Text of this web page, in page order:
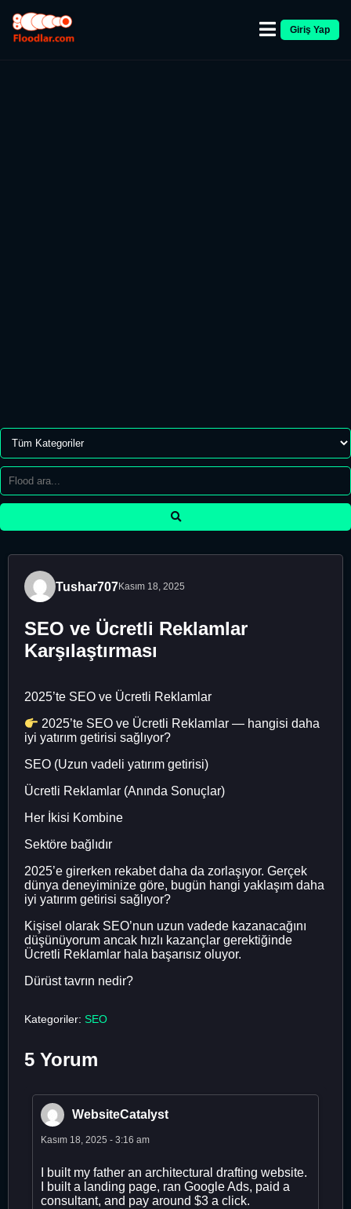
Giriş Yap
Tushar707Kasım 18, 2025
SEO ve Ücretli Reklamlar
Karşılaştırması
2025’te SEO ve Ücretli Reklamlar
2025’te SEO ve Ücretli Reklamlar — hangisi daha
iyi yatırım getirisi sağlıyor?
SEO (Uzun vadeli yatırım getirisi)
Ücretli Reklamlar (Anında Sonuçlar)
Her İkisi Kombine
Sektöre bağlıdır
2025’e girerken rekabet daha da zorlaşıyor. Gerçek
dünya deneyiminize göre, bugün hangi yaklaşım daha
iyi yatırım getirisi sağlıyor?
Kişisel olarak SEO’nun uzun vadede kazanacağını
düşünüyorum ancak hızlı kazançlar gerektiğinde
Ücretli Reklamlar hala başarısız oluyor.
Dürüst tavrın nedir?
Kategoriler: SEO
5 Yorum
WebsiteCatalyst
Kasım 18, 2025 - 3:16 am
I built my father an architectural drafting website.
I built a landing page, ran Google Ads, paid a
consultant, and pay around $3 a click.